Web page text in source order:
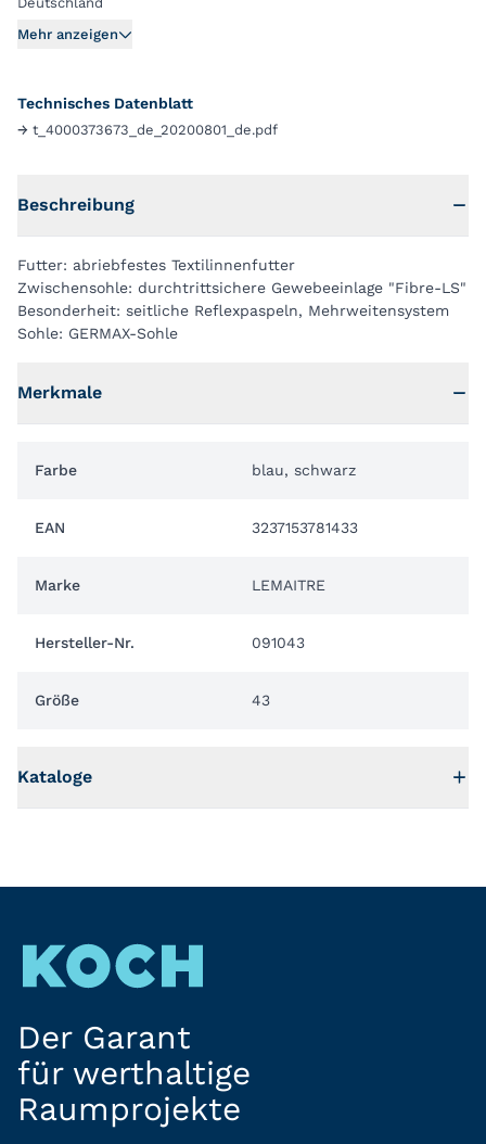
Mehr anzeigen
Technisches Datenblatt
→ t_4000373673_de_20200801_de.pdf
Beschreibung
Futter: abriebfestes Textilinnenfutter
Zwischensohle: durchtrittsichere Gewebeeinlage "Fibre-LS"
Besonderheit: seitliche Reflexpaspeln, Mehrweitensystem
Sohle: GERMAX-Sohle
Merkmale
Farbe blau, schwarz
EAN 3237153781433
Marke LEMAITRE
Hersteller-Nr. 091043
Größe 43
Kataloge
Der Garant
für werthaltige
Raumprojekte